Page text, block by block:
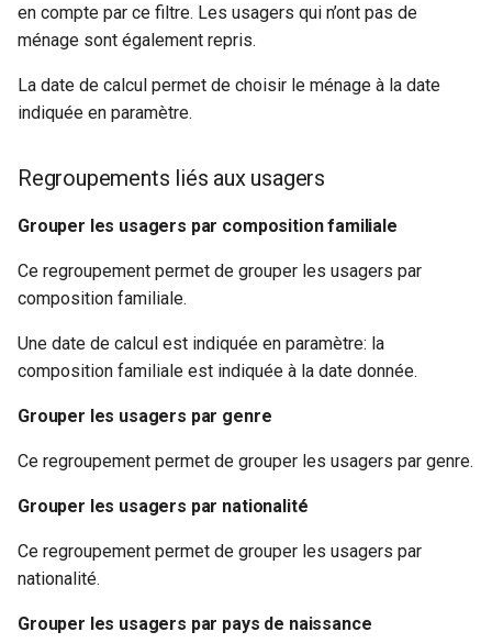
en compte par ce filtre. Les usagers qui n’ont pas de
ménage sont également repris.
La date de calcul permet de choisir le ménage à la date
indiquée en paramètre.
Regroupements liés aux usagers
Grouper les usagers par composition familiale
Ce regroupement permet de grouper les usagers par
composition familiale.
Une date de calcul est indiquée en paramètre: la
composition familiale est indiquée à la date donnée.
Grouper les usagers par genre
Ce regroupement permet de grouper les usagers par genre.
Grouper les usagers par nationalité
Ce regroupement permet de grouper les usagers par
nationalité.
Grouper les usagers par pays de naissance